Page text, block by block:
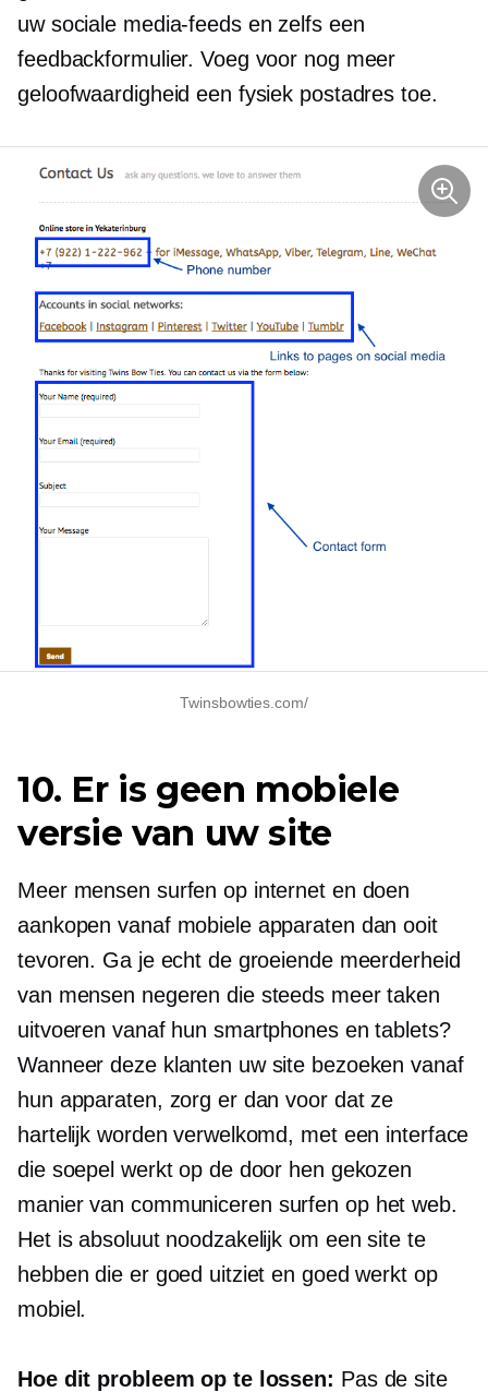
uw sociale media-feeds en zelfs een
feedbackformulier. Voeg voor nog meer
geloofwaardigheid een fysiek postadres toe.
Twinsbowties.com/
10. Er is geen mobiele
versie van uw site
Meer mensen surfen op internet en doen
aankopen vanaf mobiele apparaten dan ooit
tevoren. Ga je echt de groeiende meerderheid
van mensen negeren die steeds meer taken
uitvoeren vanaf hun smartphones en tablets?
Wanneer deze klanten uw site bezoeken vanaf
hun apparaten, zorg er dan voor dat ze
hartelijk worden verwelkomd, met een interface
die soepel werkt op de door hen gekozen
manier van communiceren surfen op het web.
Het is absoluut noodzakelijk om een ​​site te
hebben die er goed uitziet en goed werkt op
mobiel.
Hoe dit probleem op te lossen: Pas de site